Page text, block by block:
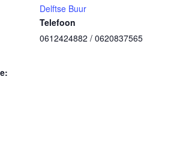
Delftse Buur
Telefoon
0612424882 / 0620837565